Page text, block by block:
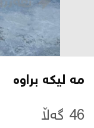
پەیوەندی
یاساکان
بڵاگ
شۆپەکان
مه ليكه براوه
46 گەڵا